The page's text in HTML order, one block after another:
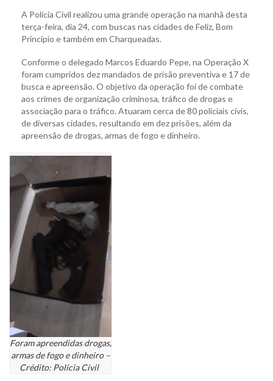
A Polícia Civil realizou uma grande operação na manhã desta
terça-feira, dia 24, com buscas nas cidades de Feliz, Bom
Princípio e também em Charqueadas.
Conforme o delegado Marcos Eduardo Pepe, na Operação X
foram cumpridos dez mandados de prisão preventiva e 17 de
busca e apreensão. O objetivo da operação foi de combate
aos crimes de organização criminosa, tráfico de drogas e
associação para o tráfico. Atuaram cerca de 80 policiais civis,
de diversas cidades, resultando em dez prisões, além da
apreensão de drogas, armas de fogo e dinheiro.
Foram apreendidas drogas,
armas de fogo e dinheiro –
Crédito: Polícia Civil